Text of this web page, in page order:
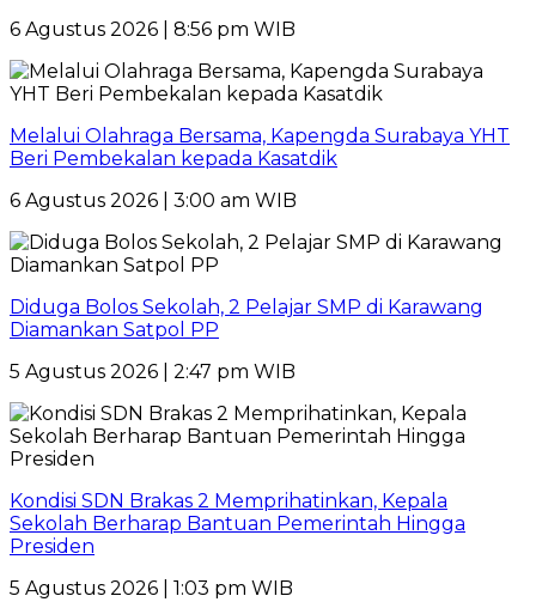
6 Agustus 2026 | 8:56 pm WIB
Melalui Olahraga Bersama, Kapengda Surabaya YHT
Beri Pembekalan kepada Kasatdik
6 Agustus 2026 | 3:00 am WIB
Diduga Bolos Sekolah, 2 Pelajar SMP di Karawang
Diamankan Satpol PP
5 Agustus 2026 | 2:47 pm WIB
Kondisi SDN Brakas 2 Memprihatinkan, Kepala
Sekolah Berharap Bantuan Pemerintah Hingga
Presiden
5 Agustus 2026 | 1:03 pm WIB